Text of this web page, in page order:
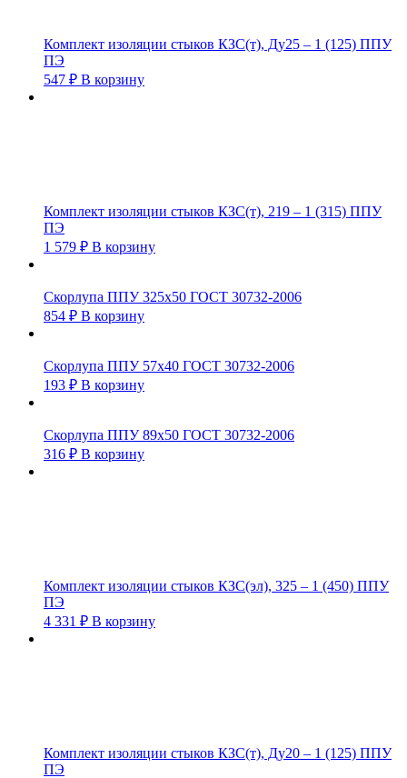
Комплект изоляции стыков КЗС(т), Ду25 – 1 (125) ППУ
ПЭ
547 ₽ В корзину
Комплект изоляции стыков КЗС(т), 219 – 1 (315) ППУ
ПЭ
1 579 ₽ В корзину
Скорлупа ППУ 325х50 ГОСТ 30732-2006
854 ₽ В корзину
Скорлупа ППУ 57х40 ГОСТ 30732-2006
193 ₽ В корзину
Скорлупа ППУ 89х50 ГОСТ 30732-2006
316 ₽ В корзину
Комплект изоляции стыков КЗС(эл), 325 – 1 (450) ППУ
ПЭ
4 331 ₽ В корзину
Комплект изоляции стыков КЗС(т), Ду20 – 1 (125) ППУ
ПЭ